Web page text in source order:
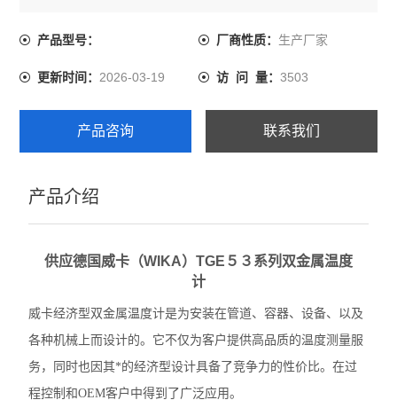
产品型号： 厂商性质： 生产厂家
更新时间：2026-03-19 访 问 量： 3503
产品咨询 联系我们
产品介绍
供应德国威卡（WIKA）TGE５３系列双金属温度
计
威卡经济型双金属温度计是为安装在管道、容器、设备、以及
各种机械上而设计的。它不仅为客户提供高品质的温度测量服
务，同时也因其*的经济型设计具备了竞争力的性价比。在过
程控制和OEM客户中得到了广泛应用。